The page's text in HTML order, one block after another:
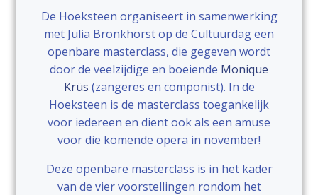
De Hoeksteen organiseert in samenwerking
met Julia Bronkhorst op de Cultuurdag een
openbare masterclass, die gegeven wordt
door de veelzijdige en boeiende Monique
Krüs (zangeres en componist). In de
Hoeksteen is de masterclass toegankelijk
voor iedereen en dient ook als een amuse
voor die komende opera in november!
Deze openbare masterclass is in het kader
van de vier voorstellingen rondom het